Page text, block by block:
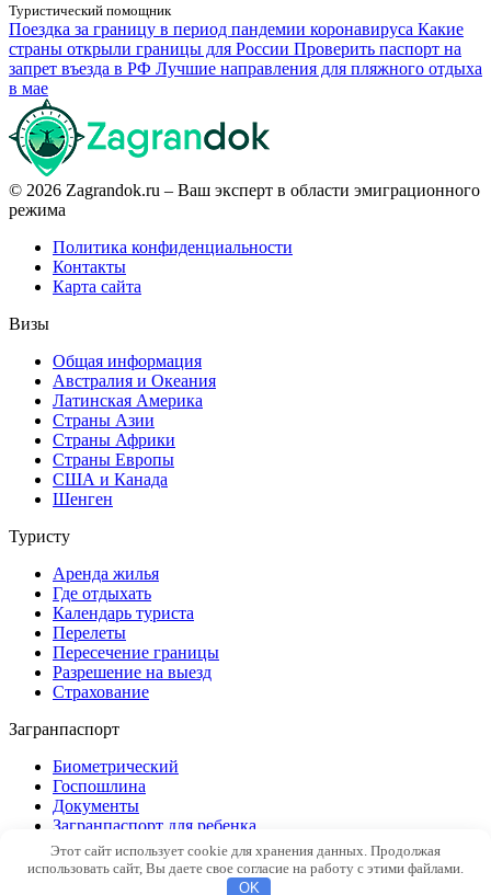
Туристический помощник
Поездка за границу в период пандемии коронавируса Какие
страны открыли границы для России Проверить паспорт на
запрет въезда в РФ Лучшие направления для пляжного отдыха
в мае
© 2026 Zagrandok.ru – Ваш эксперт в области эмиграционного
режима
Политика конфиденциальности
Контакты
Карта сайта
Визы
Общая информация
Австралия и Океания
Латинская Америка
Страны Азии
Страны Африки
Страны Европы
США и Канада
Шенген
Туристу
Аренда жилья
Где отдыхать
Календарь туриста
Перелеты
Пересечение границы
Разрешение на выезд
Страхование
Загранпаспорт
Биометрический
Госпошлина
Документы
Загранпаспорт для ребенка
Замена
Новый образец
Этот сайт использует cookie для хранения данных. Продолжая
использовать сайт, Вы даете свое согласие на работу с этими файлами.
OK